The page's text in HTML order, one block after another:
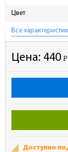
Цвет
Все
Цена: 440 Р
-
Доступно